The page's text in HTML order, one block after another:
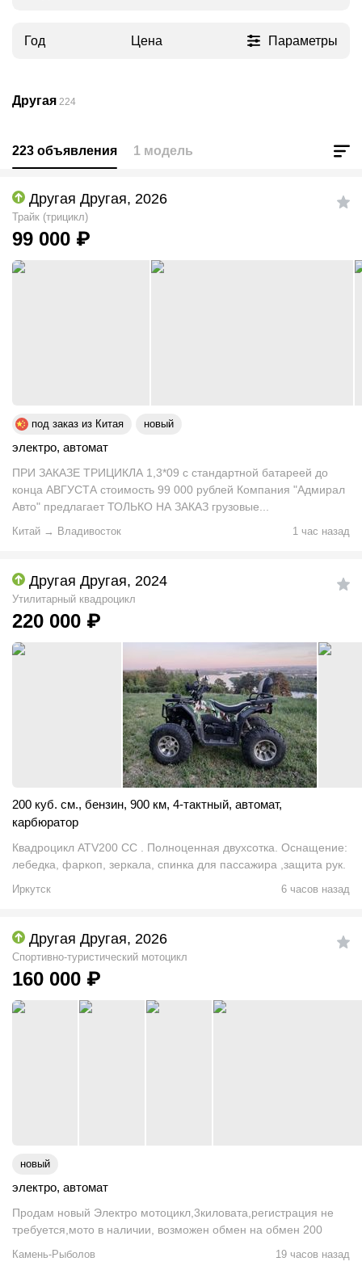
Год Цена Параметры
Другая 224
223 объявления 1 модель
Другая Другая, 2026
Трайк (трицикл)
99 000 ₽
под заказ из Китая новый
электро, автомат
ПРИ ЗАКАЗЕ ТРИЦИКЛА 1,3*09 с стандартной батареей до
конца АВГУСТА стоимость 99 000 рублей Компания "Адмирал
Авто" предлагает ТОЛЬКО НА ЗАКАЗ грузовые...
Китай → Владивосток 1 час назад
Другая Другая, 2024
Утилитарный квадроцикл
220 000 ₽
200 куб. см., бензин, 900 км, 4-тактный, автомат,
карбюратор
Квадроцикл ATV200 CC . Полноценная двухсотка. Оснащение:
лебедка, фаркоп, зеркала, спинка для пассажира ,защита рук.
Иркутск 6 часов назад
Другая Другая, 2026
Спортивно-туристический мотоцикл
160 000 ₽
новый
электро, автомат
Продам новый Электро мотоцикл,3киловата,регистрация не
требуется,мото в наличии, возможен обмен на обмен 200
Камень-Рыболов 19 часов назад